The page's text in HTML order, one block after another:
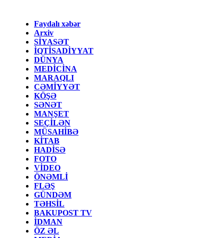
Faydalı xəbər
Arxiv
SİYASƏT
İQTİSADİYYAT
DÜNYA
MEDİCİNA
MARAQLI
CƏMİYYƏT
KÖŞƏ
SƏNƏT
MANŞET
SEÇİLƏN
MÜSAHİBƏ
KİTAB
HADİSƏ
FOTO
VİDEO
ÖNƏMLİ
FLƏŞ
GÜNDƏM
TƏHSİL
BAKUPOST TV
İDMAN
ÖZ ƏL